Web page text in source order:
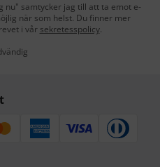
nu" samtycker jag till att ta emot e-
när som helst. Du finner mer
i vår sekretesspolicy.